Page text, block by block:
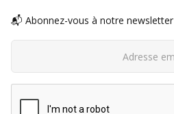
📬 Abonnez-vous à notre newsletter